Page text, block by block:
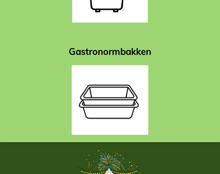
Gastronormbakken